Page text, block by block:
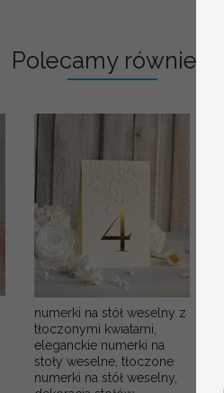
Polecamy również:
numerki na stół weselny z
tłoczonymi kwiatami,
eleganckie numerki na
stoły weselne, tłoczone
numerki na stół weselny,